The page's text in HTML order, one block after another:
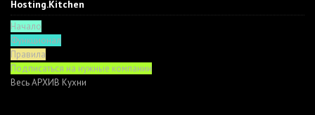
Hosting.Kitchen
Начало
Функционал
Правила
Подписаться на нужные компании
Весь АРХИВ Кухни